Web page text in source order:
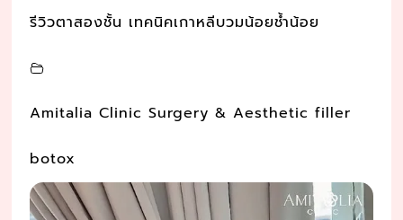
รีวิวตาสองชั้น เทคนิคเกาหลีบวมน้อยช้ำน้อย
Amitalia Clinic Surgery & Aesthetic filler
botox